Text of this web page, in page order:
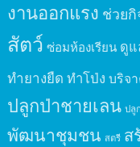
งานออกแรง ช่วย
สัตว์ ซ่อมห้องเรียน ดูแ
ทำยางยืด ทำโป่ง บริจ
ปลูกป่าชายเลน ปลู
พัฒนาชุมชน สตรี ส